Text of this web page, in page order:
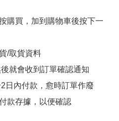
購買，加到購物車後按下一
/取貨資料
就會收到訂單確認通知
日內付款，愈時訂單作廢
款存據，以便確認